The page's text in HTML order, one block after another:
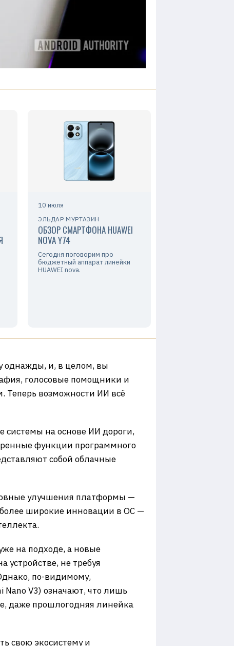
10 июля
ЭЛЬДАР МУРТАЗИН
ОБЗОР СМАРТФОНА HUAWEI
NOVA Y74
Сегодня поговорим про
бюджетный аппарат линейки
HUAWEI nova.
однажды, и, в целом, вы
голосовые помощники и
Теперь возможности ИИ всё
системы на основе ИИ дороги,
функции программного
собой облачные
улучшения платформы —
широкие инновации в ОС —
на подходе, а новые
устройстве, не требуя
по-видимому,
V3) означают, что лишь
даже прошлогодняя линейка
свою экосистему и